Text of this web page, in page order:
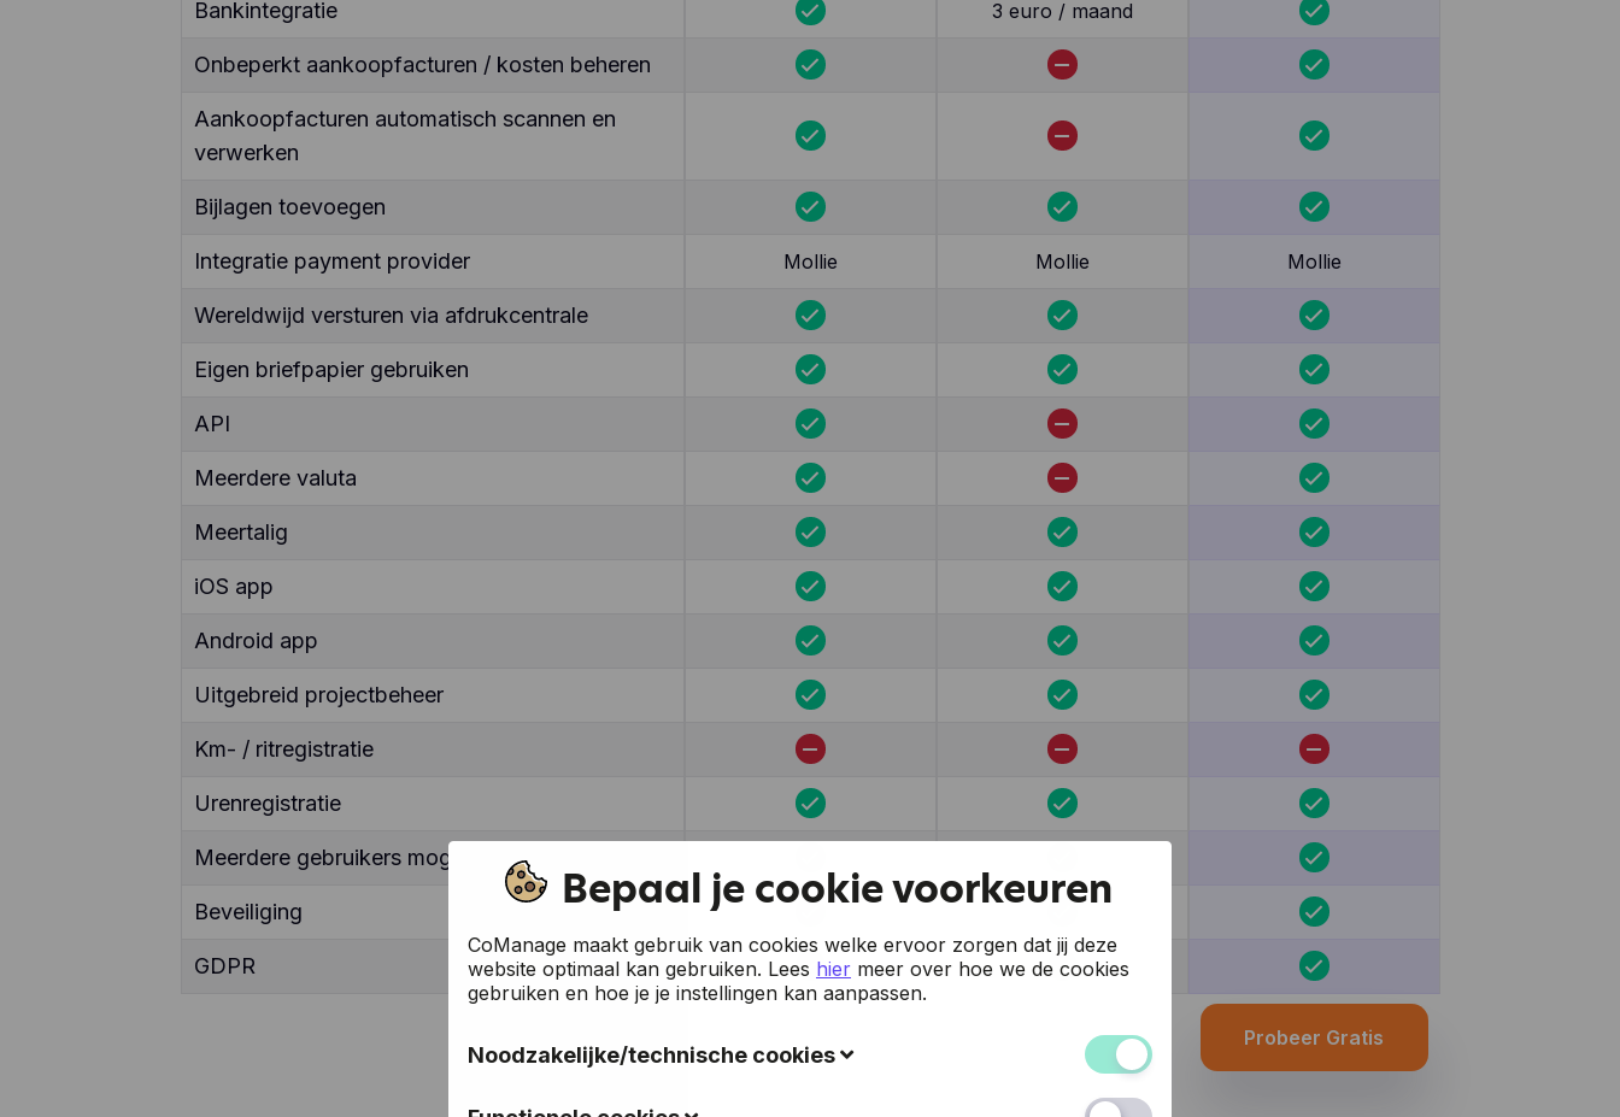
Bankintegratie 3 euro / maand
Onbeperkt aankoopfacturen / kosten beheren
Aankoopfacturen automatisch scannen en
verwerken
Bijlagen toevoegen
Integratie payment provider Mollie Mollie Mollie
Wereldwijd versturen via afdrukcentrale
Eigen briefpapier gebruiken
API
Meerdere valuta
Meertalig
iOS app
Android app
Uitgebreid projectbeheer
Km- / ritregistratie
Urenregistratie
Meerdere gebruikers mogelijk
Beveiliging
GDPR
Probeer Gratis
Bepaal je cookie voorkeuren
CoManage maakt gebruik van cookies welke ervoor zorgen dat jij deze
website optimaal kan gebruiken. Lees hier meer over hoe we de cookies
gebruiken en hoe je je instellingen kan aanpassen.
Noodzakelijke/technische cookies
Deze cookies verzamelen gegevens om de gebruiksvriendelijkheid van de